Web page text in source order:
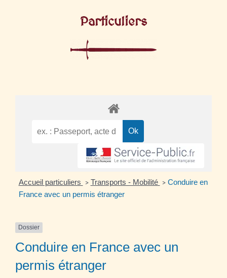
Particuliers
Accueil particuliers > Transports - Mobilité > Conduire en
France avec un permis étranger
Dossier
Conduire en France avec un
permis étranger